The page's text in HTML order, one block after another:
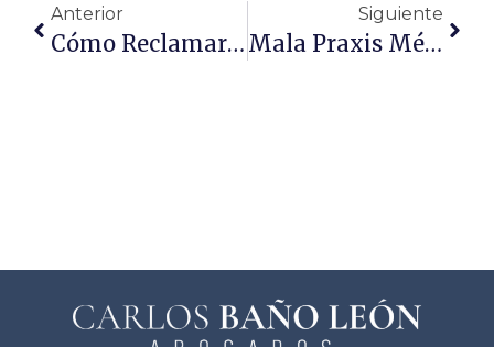
Anterior
Cómo Reclamar Humedades Al Seguro Del Hogar
Siguiente
Mala Praxis Médica: ¿Qué Es Y Qué Tipos Existen?